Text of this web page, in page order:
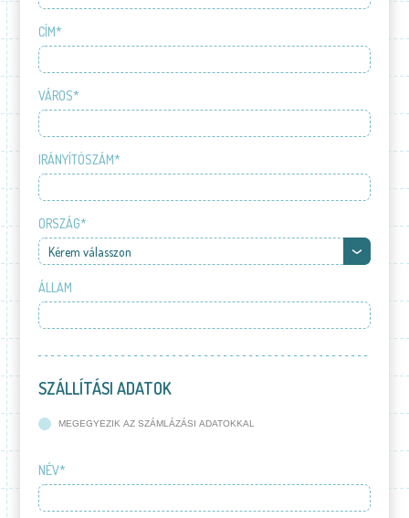
CÍM*
VÁROS*
IRÁNYÍTÓSZÁM*
ORSZÁG*
Kérem válasszon
ÁLLAM
SZÁLLÍTÁSI ADATOK
MEGEGYEZIK AZ SZÁMLÁZÁSI ADATOKKAL
NÉV*